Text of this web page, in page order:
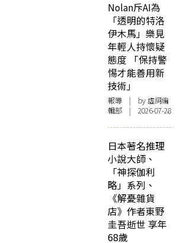
Nolan斥AI為
「透明的特洛
伊木馬」樂見
年輕人持懷疑
態度 「保持警
惕才能善用新
技術」
報導 | by 虛詞編
輯部 | 2026-07-28
日本著名推理
小說大師、
「神探伽利
略」系列、
《解憂雜貨
店》作者東野
圭吾逝世 享年
68歲